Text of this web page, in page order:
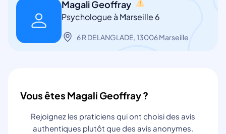
Magali Geoffray
Psychologue à Marseille 6
6 R DELANGLADE, 13006 Marseille
Vous êtes Magali Geoffray ?
Rejoignez les praticiens qui ont choisi des avis
authentiques plutôt que des avis anonymes.